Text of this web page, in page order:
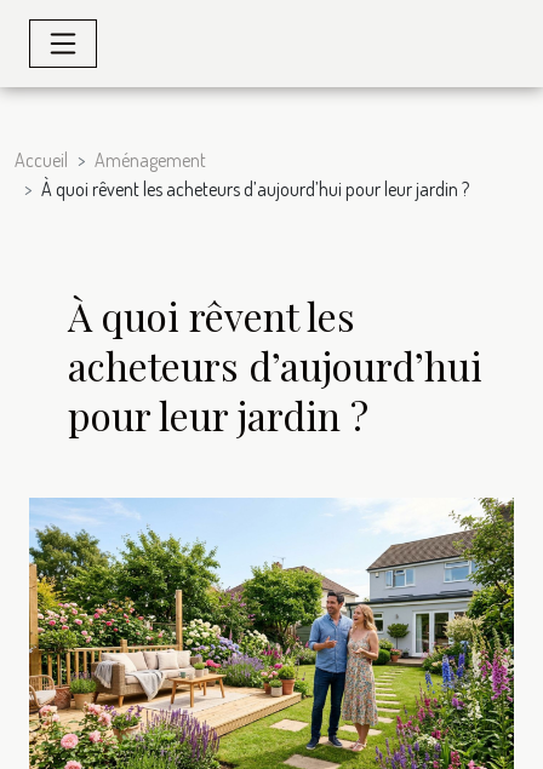
Accueil
Aménagement
À quoi rêvent les acheteurs d’aujourd’hui pour leur jardin ?
À quoi rêvent les
acheteurs d’aujourd’hui
pour leur jardin ?